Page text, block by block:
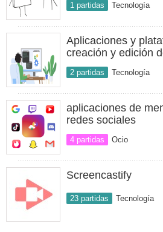
1 partidas Tecnología
Aplicaciones y
creación y edición
2 partidas Tecnología
aplicaciones de
redes sociales
4 partidas Ocio
Screencastify
23 partidas Tecnología